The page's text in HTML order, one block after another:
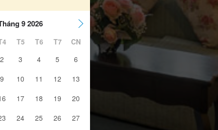
9 2026
T5 T6 T7
CN
2
3 4 5
6
9
10 11 12
13
17 18 19
20
24 25 26 27